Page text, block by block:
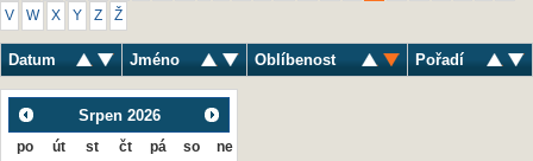
V W X Y Z Ž
Datum Jméno Oblíbenost Pořadí
Srpen 2026
po út st čt pá so ne